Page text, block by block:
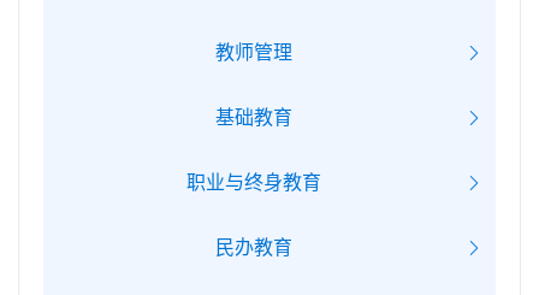
教师管理
基础教育
职业与终身教育
民办教育